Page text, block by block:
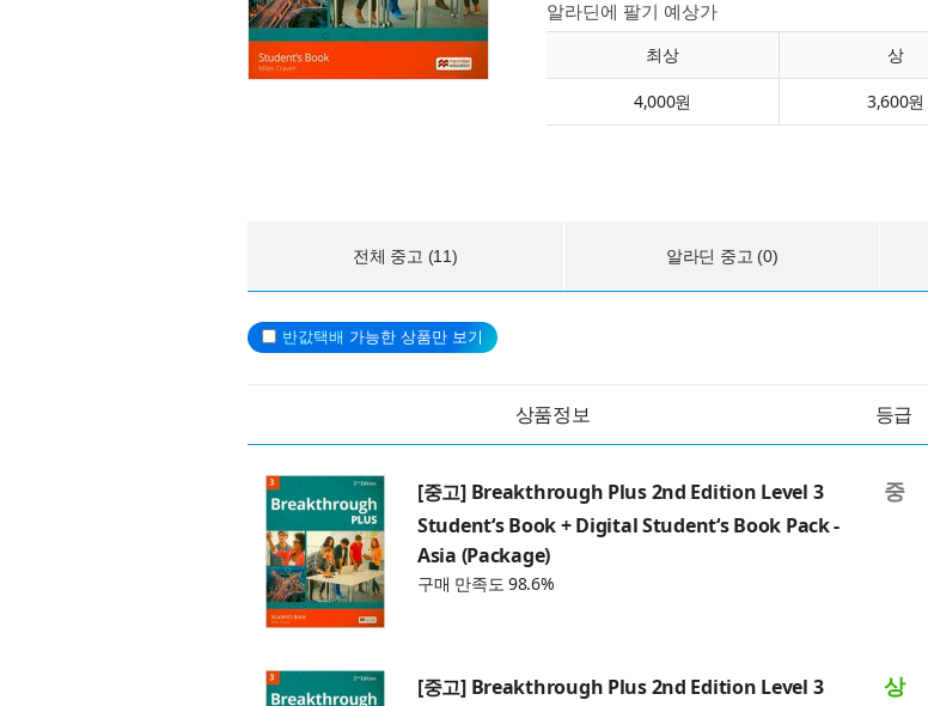
알라딘에 팔기 예상가
최상 상
4,000원 3,600원
전체 중고 (11) 알라딘 중고 (0)
반값택배 가능한 상품만 보기
상품정보 등급
[중고] Breakthrough Plus 2nd Edition Level 3
Student‘s Book + Digital Student‘s Book Pack -
Asia (Package)
구매 만족도 98.6%
중
[중고] Breakthrough Plus 2nd Edition Level 3 상